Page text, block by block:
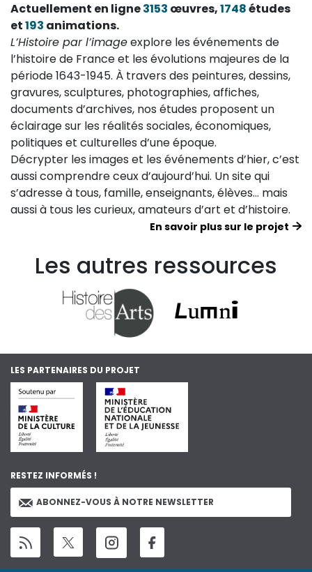
Actuellement en ligne3153 œuvres,1748études
et193 animations.
L’Histoire par l’imageexplore les événements de
l’histoire de France et les évolutions majeures de la
période 1643-1945. À travers des peintures, dessins,
gravures, sculptures, photographies, affiches,
documents d’archives, nos études proposent un
éclairage sur les réalités sociales, économiques,
politiques et culturelles d’une époque.
Décrypter les images et les événements d’hier, c’est
aussi comprendre ceux d’aujourd’hui. Un site qui
s’adresse à tous, famille, enseignants, élèves… mais
aussi à tous les curieux, amateurs d’art et d’histoire.
En savoir plus sur le projet
Les autres ressources
LES PARTENAIRES DU PROJET
RESTEZ INFORMÉS !
ABONNEZ-VOUS À NOTRE NEWSLETTER